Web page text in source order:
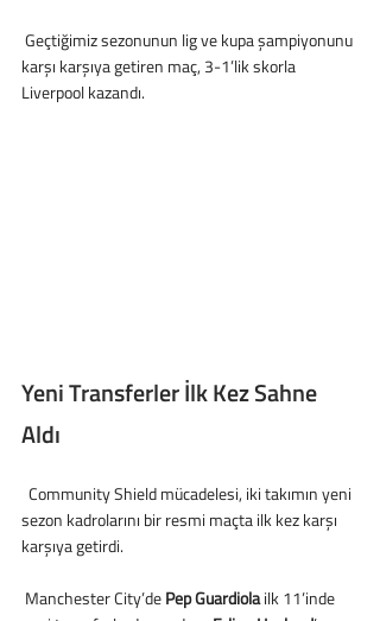
karşı karşıya getiren maç, 3-1’lik skorla
Liverpool kazandı.
Yeni Transferler İlk Kez Sahne
Aldı
sezon kadrolarını bir resmi maçta ilk kez karşı
karşıya getirdi.
Manchester City’de Pep Guardiola ilk 11’inde